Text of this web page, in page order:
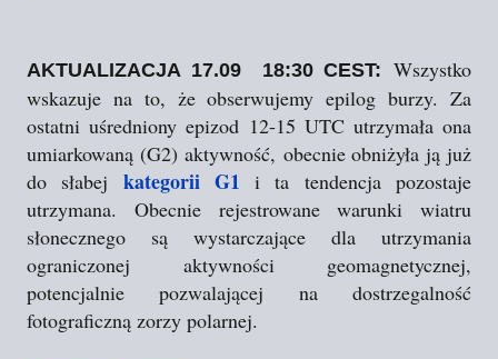
AKTUALIZACJA 17.09 18:30 CEST:
Wszystko
wskazuje na to, że obserwujemy epilog burzy. Za
ostatni uśredniony epizod 12-15 UTC utrzymała ona
umiarkowaną (G2) aktywność, obecnie obniżyła ją już
do słabej kategorii G1 i ta tendencja pozostaje
utrzymana. Obecnie rejestrowane warunki wiatru
słonecznego są wystarczające dla utrzymania
ograniczonej aktywności geomagnetycznej,
potencjalnie pozwalającej na dostrzegalność
fotograficzną zorzy polarnej.